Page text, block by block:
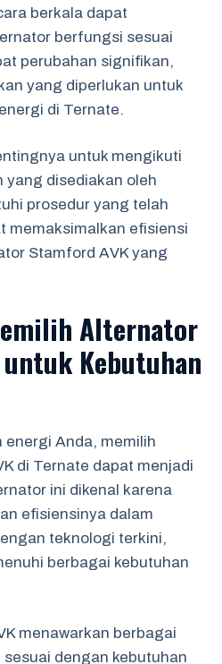
berkala dapat
berfungsi sesuai
perubahan signifikan,
yang diperlukan untuk
di Ternate.
untuk mengikuti
yang disediakan oleh
prosedur yang telah
memaksimalkan efisiensi
Stamford AVK yang
Alternator
Kebutuhan
energi Anda, memilih
di Ternate dapat menjadi
ini dikenal karena
efisiensinya dalam
teknologi terkini,
berbagai kebutuhan
menawarkan berbagai
dengan kebutuhan